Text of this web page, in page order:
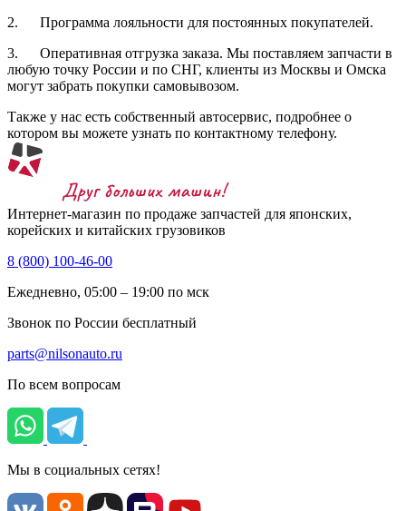
2. Программа лояльности для постоянных покупателей.
3. Оперативная отгрузка заказа. Мы поставляем запчасти в
любую точку России и по СНГ, клиенты из Москвы и Омска
могут забрать покупки самовывозом.
Также у нас есть собственный автосервис, подробнее о
котором вы можете узнать по контактному телефону.
Интернет-магазин по продаже запчастей для японских,
корейских и китайских грузовиков
8 (800) 100-46-00
Ежедневно, 05:00 – 19:00 по мск
Звонок по России бесплатный
parts@nilsonauto.ru
По всем вопросам
Мы в социальных сетях!